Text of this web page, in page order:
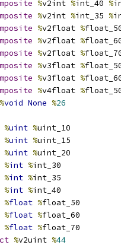
%v2int %int_40 %
%v2int %int_35 %
%v2float %
%v2float %
%v2float %
%v3float %
%v3float %
%v4float %
%void None %26
%uint %uint_10
%uint %uint_15
%uint %uint_20
%int %int_30
%int %int_35
%int %int_40
%float %float_50
%float %float_60
%float %float_70
%v2uint %44